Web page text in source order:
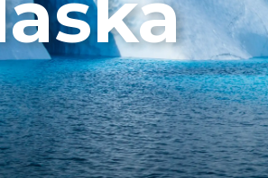
Turquía